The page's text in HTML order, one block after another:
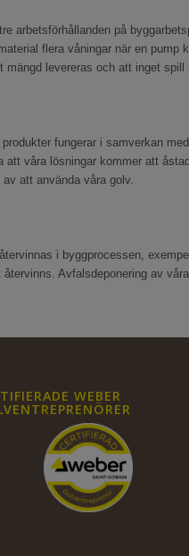
arbetsförhållanden på
flera våningar när en pump
levereras och att inget spill
fungerar i samverkan
våra lösningar kommer att
att använda våra golv.
i byggprocessen,
Avfalsdeponering av
WEBER